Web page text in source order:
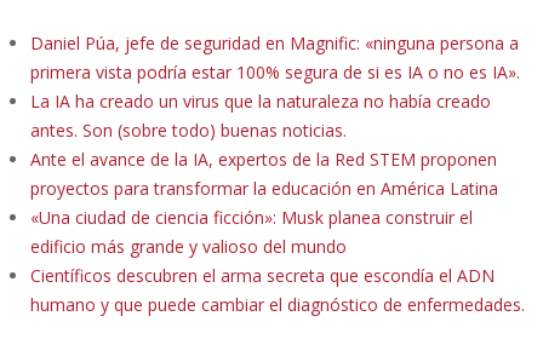
Daniel Púa, jefe de seguridad en Magnific: «ninguna persona a
primera vista podría estar 100% segura de si es IA o no es IA».
La IA ha creado un virus que la naturaleza no había creado
antes. Son (sobre todo) buenas noticias.
Ante el avance de la IA, expertos de la Red STEM proponen
proyectos para transformar la educación en América Latina
«Una ciudad de ciencia ficción»: Musk planea construir el
edificio más grande y valioso del mundo
Científicos descubren el arma secreta que escondía el ADN
humano y que puede cambiar el diagnóstico de enfermedades.